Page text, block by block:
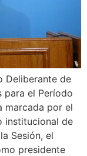
Deliberante de
para el Período
marcada por el
institucional de
Sesión, el
presidente